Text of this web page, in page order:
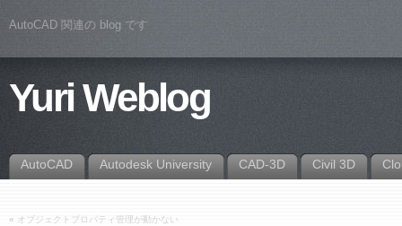
AutoCAD 関連の blog です
Yuri Weblog
AutoCAD Autodesk University CAD-3D Civil 3D
« オブジェクトプロパティ管理が動かない